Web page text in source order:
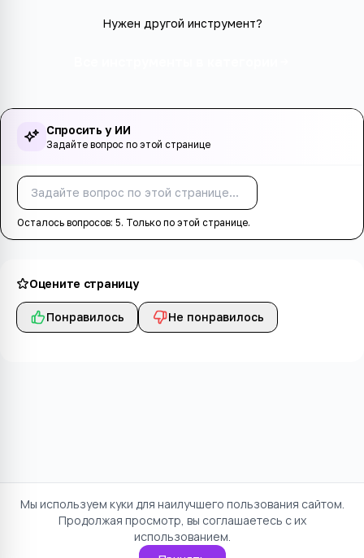
Нужен другой инструмент?
Спросить у ИИ
Задайте вопрос по этой странице
Осталось вопросов: 5. Только по этой странице.
Оцените страницу
Понравилось Не понравилось
Мы используем куки для наилучшего пользования сайтом.
Продолжая просмотр, вы соглашаетесь с их
использованием.